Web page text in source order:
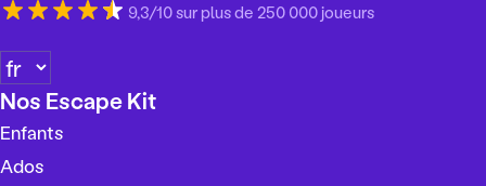
9,3/10 sur plus de 250 000 joueurs
C
h
o
i
s
Nos Escape Kit
Enfants
Ados